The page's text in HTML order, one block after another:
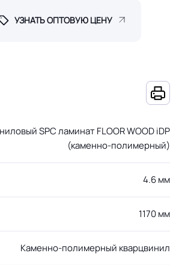
УЗНАТЬ ОПТОВУЮ ЦЕНУ
SPC ламинат FLOOR WOOD iDP
(каменно-полимерный)
4.6 мм
1170 мм
Каменно-полимерный кварцвинил